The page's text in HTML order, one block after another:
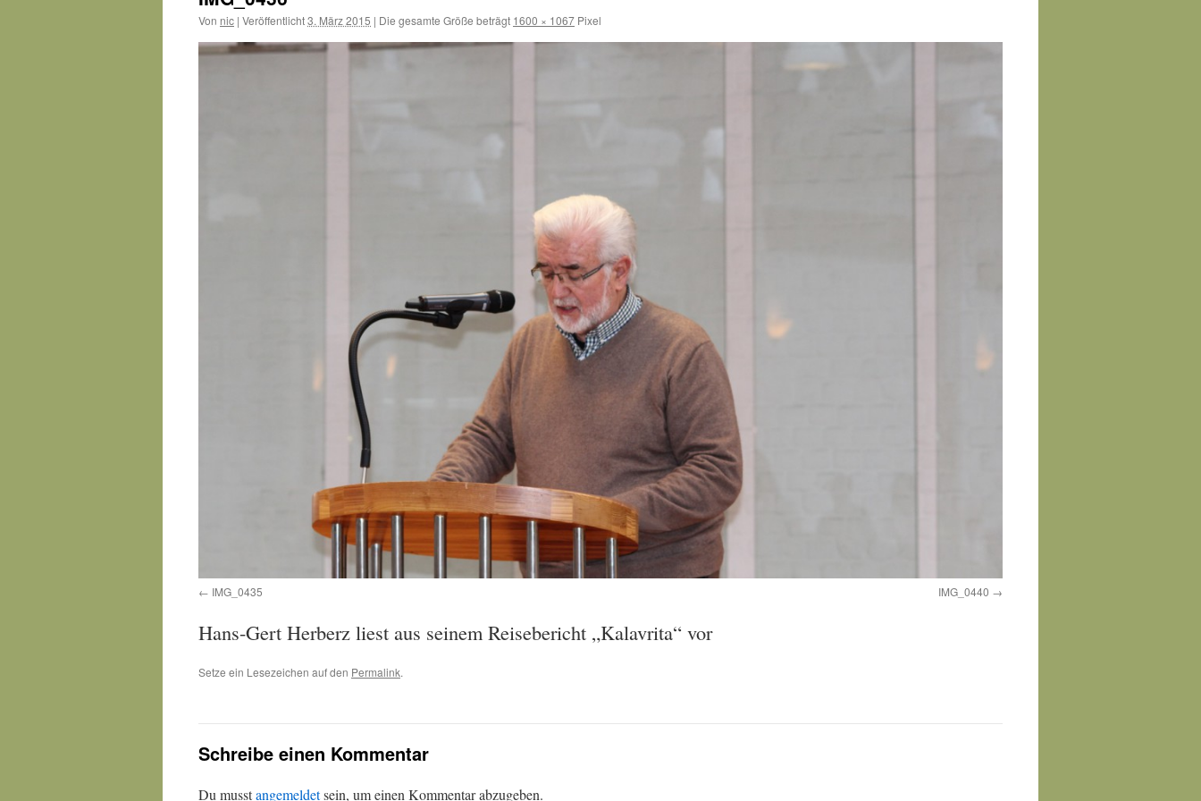
Von nic | Veröffentlicht3. März 2015 | Die gesamte Größe beträgt 1600 × 1067 Pixel
IMG_0435 IMG_0440
Hans-Gert Herberz liest aus seinem Reisebericht „Kalavrita“ vor
Setze ein Lesezeichen auf den Permalink.
Schreibe einen Kommentar
Du musstangemeldetsein, um einen Kommentar abzugeben.